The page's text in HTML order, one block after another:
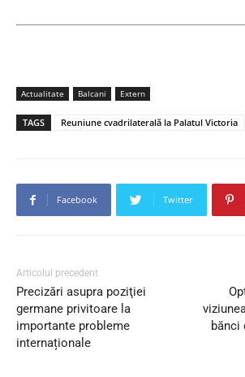
Actualitate Balcani Extern
TAGS Reuniune cvadrilaterală la Palatul Victoria
Facebook Twitter
Articolul precedent
Precizări asupra poziţiei
germane privitoare la
importante probleme
internaționale
bănci